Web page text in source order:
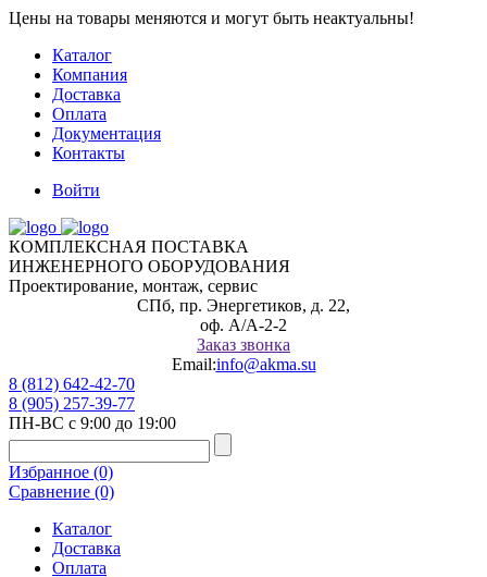
Цены на товары меняются и могут быть неактуальны!
Каталог
Компания
Доставка
Оплата
Документация
Контакты
Войти
КОМПЛЕКСНАЯ ПОСТАВКА
ИНЖЕНЕРНОГО ОБОРУДОВАНИЯ
Проектирование, монтаж, сервис
CПб, пр. Энергетиков, д. 22,
оф. А/А-2-2
Заказ звонка
Email:info@akma.su
8 (812) 642-42-70
8 (905) 257-39-77
ПН-ВС c 9:00 до 19:00
Избранное (0)
Сравнение (0)
Каталог
Доставка
Оплата